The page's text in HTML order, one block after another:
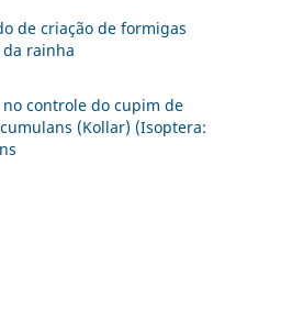
de criação de formigas
rainha
controle do cupim de
(Kollar) (Isoptera: